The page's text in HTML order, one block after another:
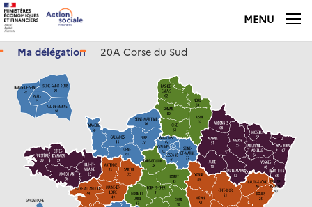
Panneau de gestion des cookies
MENU
Ma délégation 20A Corse du Sud